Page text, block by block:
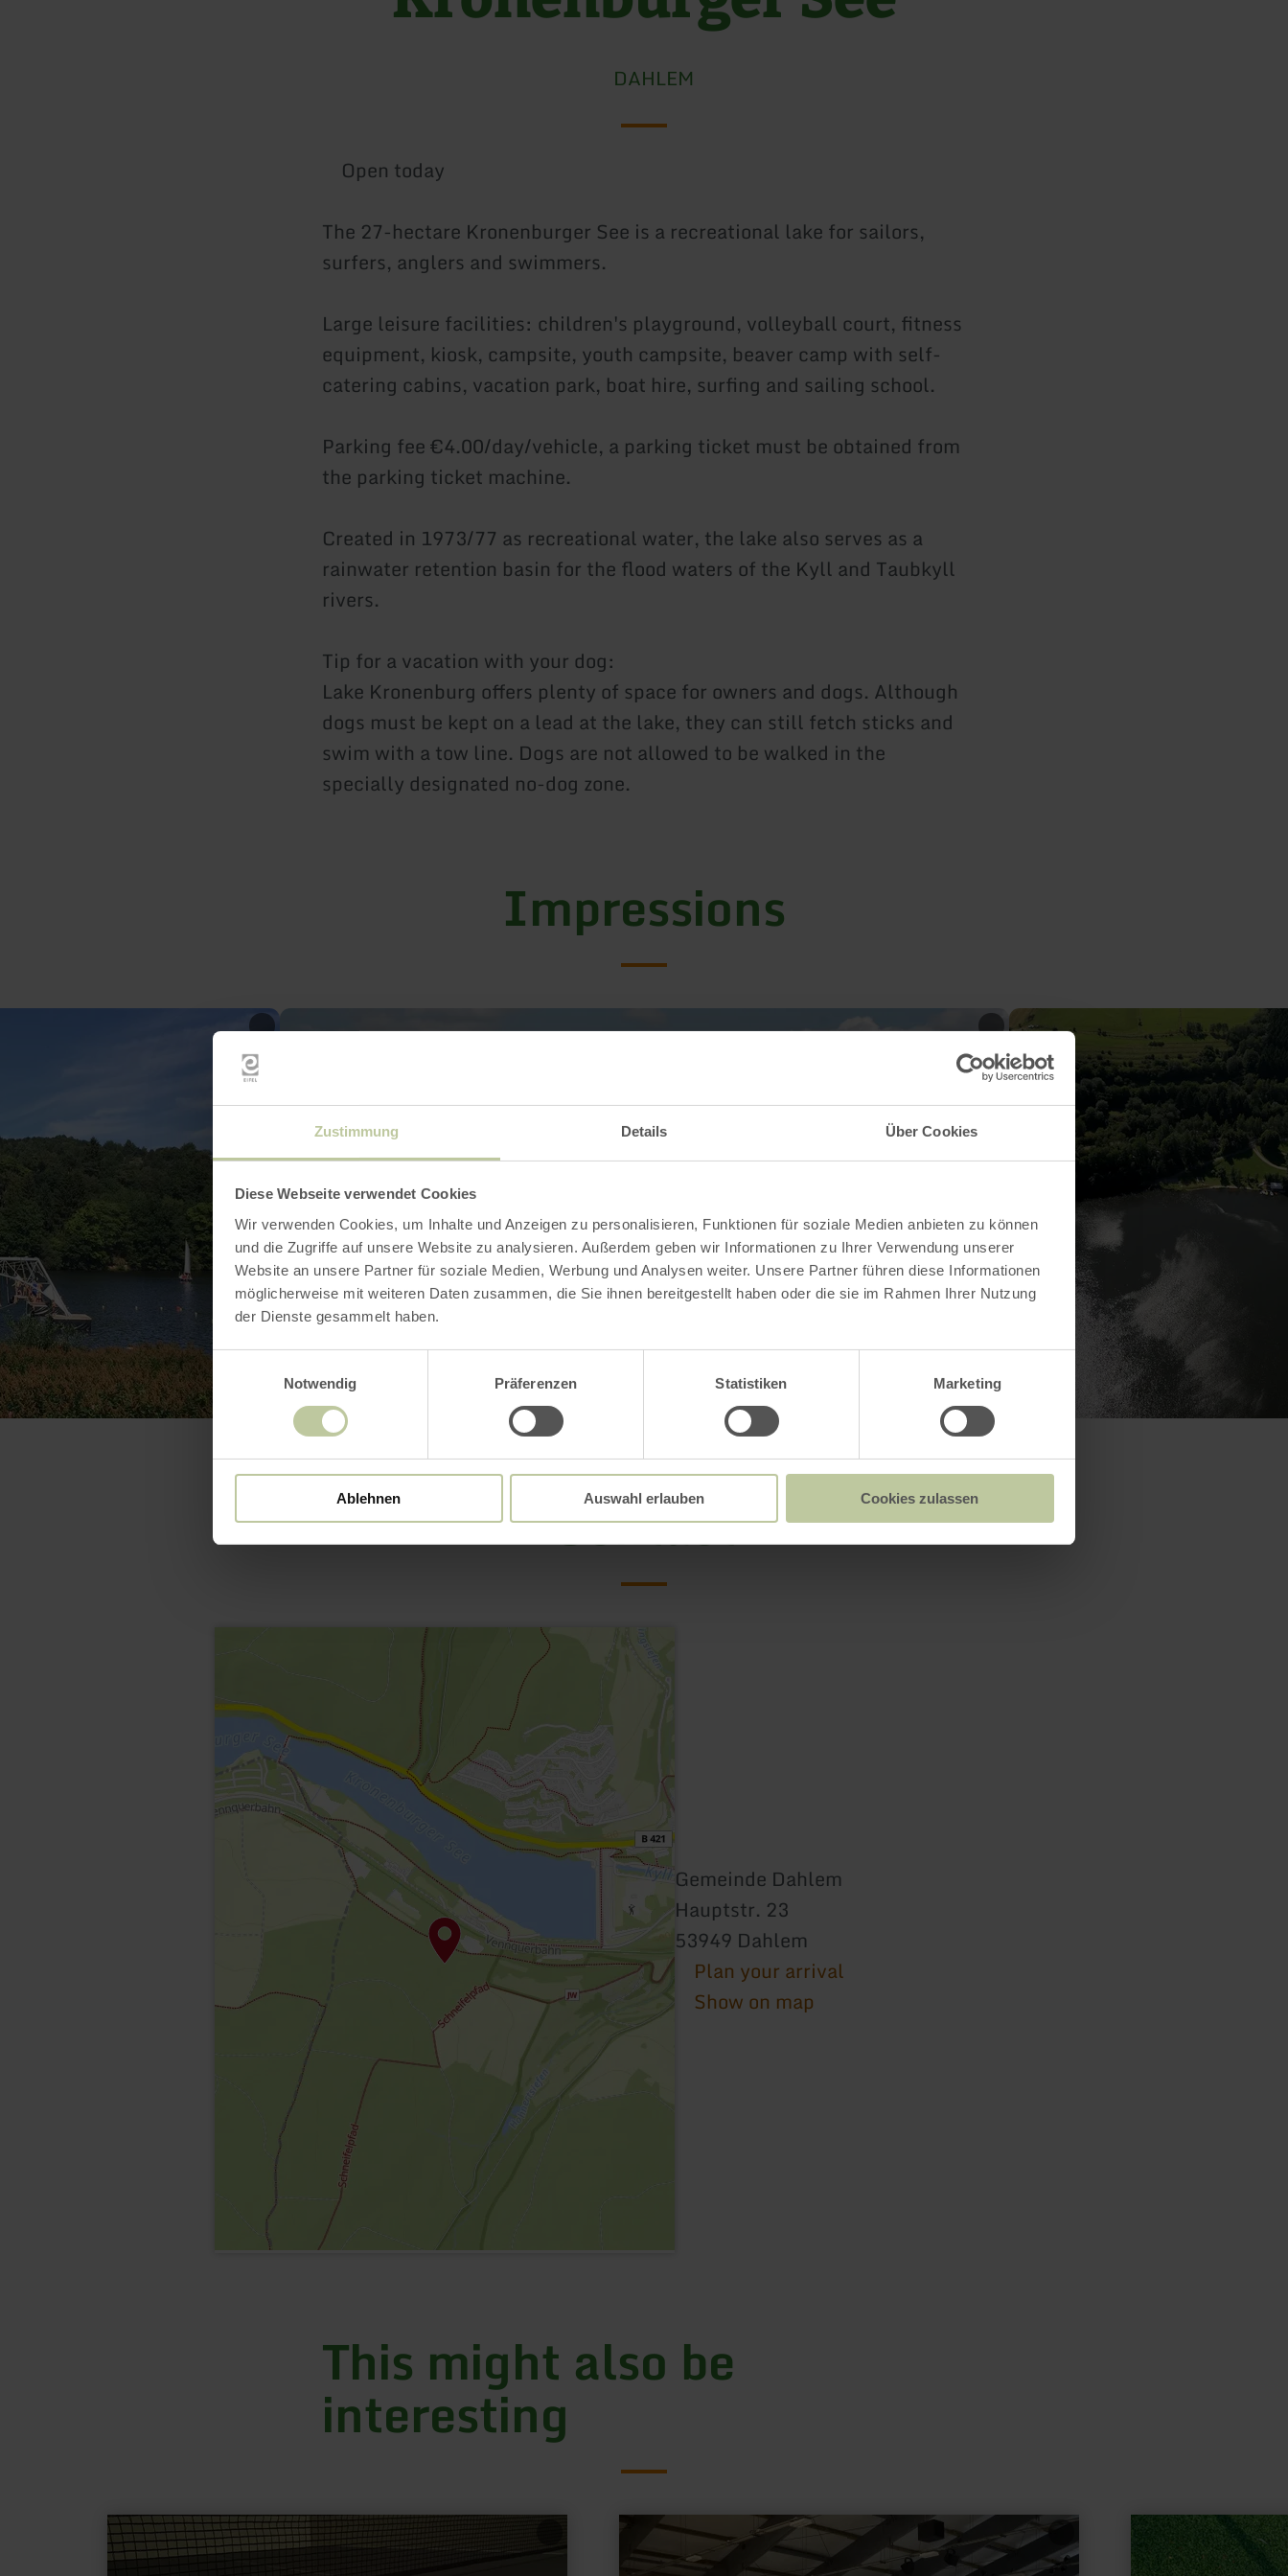
Zustimmung Details Über Cookies
Diese Webseite verwendet Cookies
Wir verwenden Cookies, um Inhalte und Anzeigen zu personalisieren, Funktionen für soziale Medien anbieten zu können
und die Zugriffe auf unsere Website zu analysieren. Außerdem geben wir Informationen zu Ihrer Verwendung unserer
Website an unsere Partner für soziale Medien, Werbung und Analysen weiter. Unsere Partner führen diese Informationen
möglicherweise mit weiteren Daten zusammen, die Sie ihnen bereitgestellt haben oder die sie im Rahmen Ihrer Nutzung
der Dienste gesammelt haben.
Notwendig
Präferenzen Statistiken Marketing
Ablehnen Auswahl erlauben Cookies zulassen
DAHLEM
Open today
The 27-hectare Kronenburger See is a recreational lake for sailors,
surfers, anglers and swimmers.
Large leisure facilities: children's playground, volleyball court, fitness
equipment, kiosk, campsite, youth campsite, beaver camp with self-
catering cabins, vacation park, boat hire, surfing and sailing school.
Parking fee €4.00/day/vehicle, a parking ticket must be obtained from
the parking ticket machine.
Created in 1973/77 as recreational water, the lake also serves as a
rainwater retention basin for the flood waters of the Kyll and Taubkyll
rivers.
Tip for a vacation with your dog:
Lake Kronenburg offers plenty of space for owners and dogs. Although
dogs must be kept on a lead at the lake, they can still fetch sticks and
swim with a tow line. Dogs are not allowed to be walked in the
specially designated no-dog zone.
Impressions
Contact
Gemeinde Dahlem
Hauptstr. 23
53949 Dahlem
Plan your arrival
Show on map
This might also be
interesting
learn
more
about:
learn
about:
Minigolf